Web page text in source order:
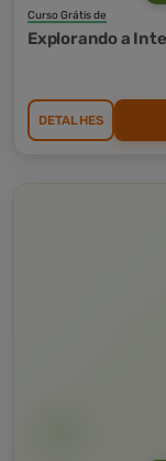
Curso Grátis de
Explorando a
DETALHES